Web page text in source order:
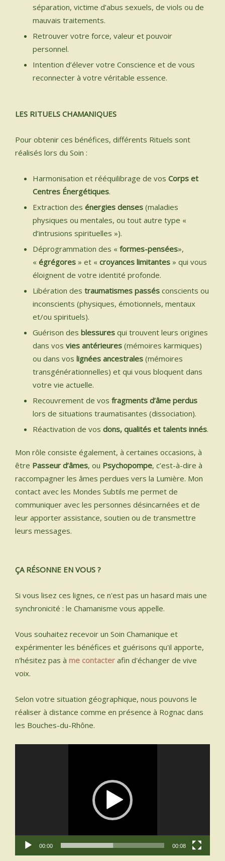
séparation, victime d’abus sexuels, de viols ou de
mauvais traitements.
Retrouver votre force, valeur et pouvoir
personnel.
Intention d’élever votre Conscience et de vous
reconnecter à votre véritable essence.
LES RITUELS CHAMANIQUES
Pour obtenir ces bénéfices, différents Rituels sont
réalisés lors du Soin :
Harmonisation et rééquilibrage de vos Corps et
Centres Énergétiques.
Extraction des énergies denses (maladies
physiques ou mentales, ou tout autre type «
d’intrusions spirituelles »).
Déprogrammation des « formes-pensées»,
« égrégores » et « croyances limitantes » qui vous
éloignent de votre identité profonde.
Libération des traumatismes passés conscients ou
inconscients (physiques, émotionnels, mentaux
et/ou spirituels).
Guérison des blessures qui trouvent leurs origines
dans vos vies antérieures (mémoires karmiques)
ou dans vos lignées ancestrales (mémoires
transgénérationnelles) et qui vous bloquent dans
votre vie actuelle.
Recouvrement de vos fragments d’âme perdus
lors de situations traumatisantes (dissociation).
Réactivation de vos dons, qualités et talents innés.
Mon rôle consiste également, à certaines occasions, à
être Passeur d’âmes, ou Psychopompe, c’est-à-dire à
raccompagner les âmes perdues vers la Lumière. Mon
contact avec les Mondes Subtils me permet de
communiquer avec les personnes désincarnées et de
leur apporter assistance, soutien ou de transmettre
leurs messages.
ÇA RÉSONNE EN VOUS ?
Si vous lisez ces lignes, ce n'est pas un hasard mais une
synchronicité : le Chamanisme vous appelle.
Vous souhaitez recevoir un Soin Chamanique et
expérimenter les bénéfices et guérisons qu'il apporte,
n'hésitez pas à me contacter afin d'échanger de vive
voix.
Selon votre situation géographique, nous pouvons le
réaliser à distance comme en présence à Rognac dans
les Bouches-du-Rhône.
00:00 00:08